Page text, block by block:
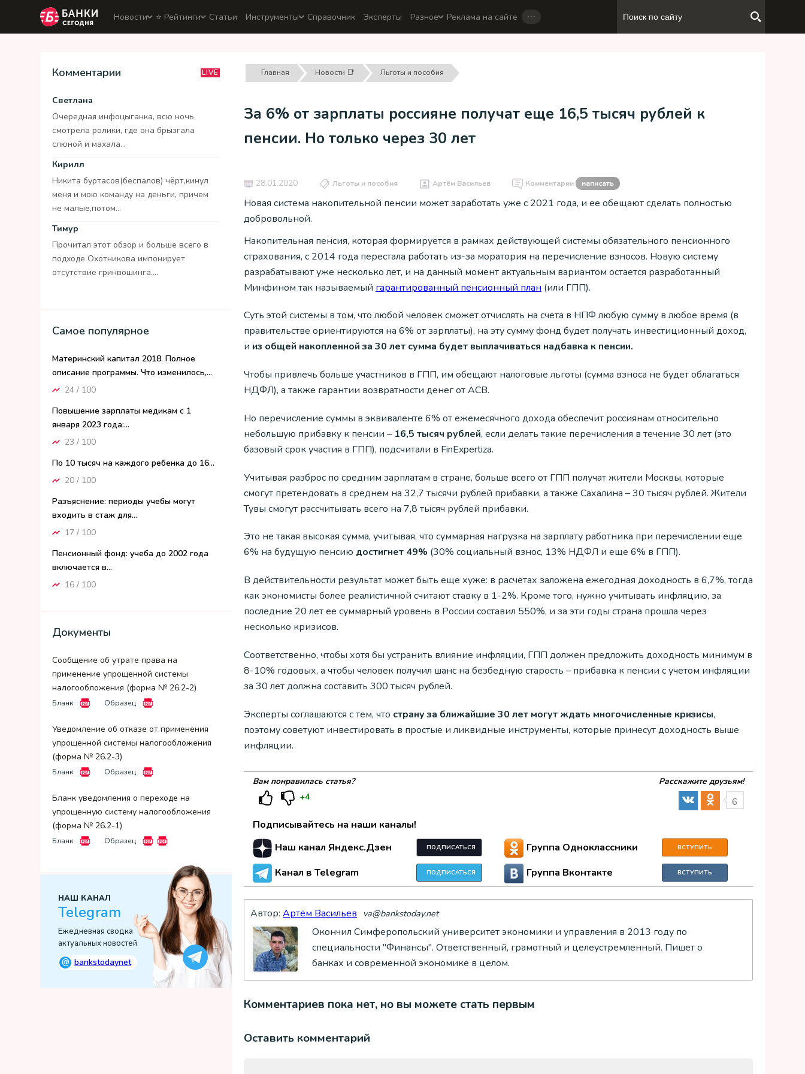
Новости ⭐️ Рейтинги Статьи Инструменты Справочник Эксперты Разное Реклама на сайте …
Комментарии LIVE
Светлана
Очередная инфоцыганка, всю ночь
смотрела ролики, где она брызгала
слюной и махала...
Кирилл
Никита буртасов(беспалов) чёрт,кинул
меня и мою команду на деньги, причем
не малые,потом...
Тимур
Прочитал этот обзор и больше всего в
подходе Охотникова импонирует
отсутствие гринвошинга....
Самое популярное
Материнский капитал 2018. Полное
описание программы. Что изменилось,...
24 / 100
Повышение зарплаты медикам с 1
января 2023 года:...
23 / 100
По 10 тысяч на каждого ребенка до 16...
20 / 100
Разъяснение: периоды учебы могут
входить в стаж для...
17 / 100
Пенсионный фонд: учеба до 2002 года
включается в...
16 / 100
Документы
Сообщение об утрате права на
применение упрощенной системы
налогообложения (форма № 26.2-2)
Бланк Образец
Уведомление об отказе от применения
упрощенной системы налогообложения
(форма № 26.2-3)
Бланк Образец
Бланк уведомления о переходе на
упрощенную систему налогообложения
(форма № 26.2-1)
Бланк Образец
НАШ КАНАЛ
Telegram
Ежедневная сводка
актуальных новостей
@ bankstodaynet
Главная Новости 📑 Льготы и пособия
За 6% от зарплаты россияне получат еще 16,5 тысяч рублей к
пенсии. Но только через 30 лет
28.01.2020 Льготы и пособия Артём Васильев Комментарии написать
Новая система накопительной пенсии может заработать уже с 2021 года, и ее обещают сделать полностью
добровольной.
Накопительная пенсия, которая формируется в рамках действующей системы обязательного пенсионного
страхования, с 2014 года перестала работать из-за моратория на перечисление взносов. Новую систему
разрабатывают уже несколько лет, и на данный момент актуальным вариантом остается разработанный
Минфином так называемый гарантированный пенсионный план (или ГПП).
Суть этой системы в том, что любой человек сможет отчислять на счета в НПФ любую сумму в любое время (в
правительстве ориентируются на 6% от зарплаты), на эту сумму фонд будет получать инвестиционный доход,
и из общей накопленной за 30 лет сумма будет выплачиваться надбавка к пенсии.
Чтобы привлечь больше участников в ГПП, им обещают налоговые льготы (сумма взноса не будет облагаться
НДФЛ), а также гарантии возвратности денег от АСВ.
Но перечисление суммы в эквиваленте 6% от ежемесячного дохода обеспечит россиянам относительно
небольшую прибавку к пенсии – 16,5 тысяч рублей, если делать такие перечисления в течение 30 лет (это
базовый срок участия в ГПП), подсчитали в FinExpertiza.
Учитывая разброс по средним зарплатам в стране, больше всего от ГПП получат жители Москвы, которые
смогут претендовать в среднем на 32,7 тысячи рублей прибавки, а также Сахалина – 30 тысяч рублей. Жители
Тувы смогут рассчитывать всего на 7,8 тысяч рублей прибавки.
Это не такая высокая сумма, учитывая, что суммарная нагрузка на зарплату работника при перечислении еще
6% на будущую пенсию достигнет 49% (30% социальный взнос, 13% НДФЛ и еще 6% в ГПП).
В действительности результат может быть еще хуже: в расчетах заложена ежегодная доходность в 6,7%, тогда
как экономисты более реалистичной считают ставку в 1-2%. Кроме того, нужно учитывать инфляцию, за
последние 20 лет ее суммарный уровень в России составил 550%, и за эти годы страна прошла через
несколько кризисов.
Соответственно, чтобы хотя бы устранить влияние инфляции, ГПП должен предложить доходность минимум в
8-10% годовых, а чтобы человек получил шанс на безбедную старость – прибавка к пенсии с учетом инфляции
за 30 лет должна составить 300 тысяч рублей.
Эксперты соглашаются с тем, что страну за ближайшие 30 лет могут ждать многочисленные кризисы,
поэтому советуют инвестировать в простые и ликвидные инструменты, которые принесут доходность выше
инфляции.
Вам понравилась статья?
+4
Расскажите друзьям!
6
Подписывайтесь на наши каналы!
Наш канал Яндекс.Дзен
ПОДПИСАТЬСЯ
Канал в Telegram ПОДПИСАТЬСЯ
Группа Одноклассники ВСТУПИТЬ
Группа Вконтакте ВСТУПИТЬ
Автор: Артём Васильев va@bankstoday.net
Окончил Симферопольский университет экономики и управления в 2013 году по
специальности "Финансы". Ответственный, грамотный и целеустремленный. Пишет о
банках и современной экономике в целом.
Комментариев пока нет, но вы можете стать первым
Оставить комментарий